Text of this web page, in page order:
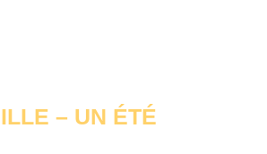
– UN ÉTÉ